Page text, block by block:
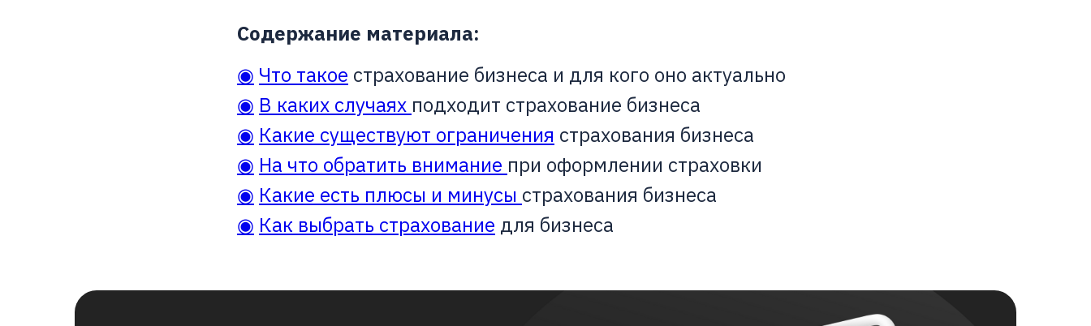
Содержание материала:
◉ Что такое страхование бизнеса и для кого оно актуально
◉ В каких случаях подходит страхование бизнеса
◉ Какие существуют ограничения страхования бизнеса
◉ На что обратить внимание при оформлении страховки
◉ Какие есть плюсы и минусы страхования бизнеса
◉ Как выбрать страхование для бизнеса